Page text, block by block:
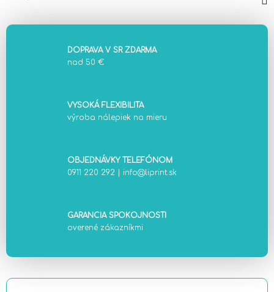
DOPRAVA V SR ZDARMA
nad 50 €
VYSOKÁ FLEXIBILITA
výroba nálepiek na mieru
OBJEDNÁVKY TELEFÓNOM
0911 220 292
info@liprint.sk
GARANCIA SPOKOJNOSTI
overené zákazníkmi